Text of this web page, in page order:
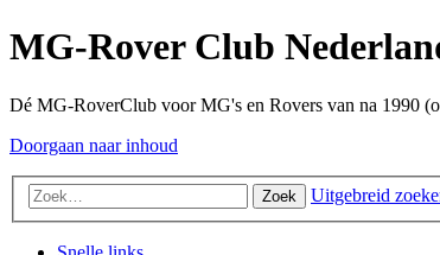
MG-Rover Club
Dé MG-RoverClub voor MG's en Rovers van na 1990
Doorgaan naar inhoud
Zoek Uitgebreid